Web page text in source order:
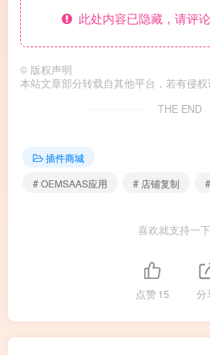
此处内容已隐藏，请评
© 版权声明
本站文章部分转载自其他平台，若有侵权
THE END
插件商城
# OEMSAAS应用
# 店铺复制
喜欢就支持一
点赞15 分